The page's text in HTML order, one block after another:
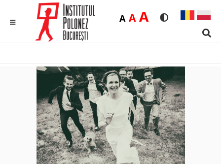
Rozmiar
ADomyślna
AŚrednia
ADużaWersja